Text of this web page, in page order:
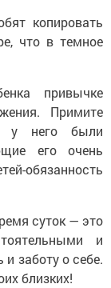
копировать
что в темное
привычке
Примите
у него были
его очень
обязанность
суток — это
и
заботу о себе.
близких!